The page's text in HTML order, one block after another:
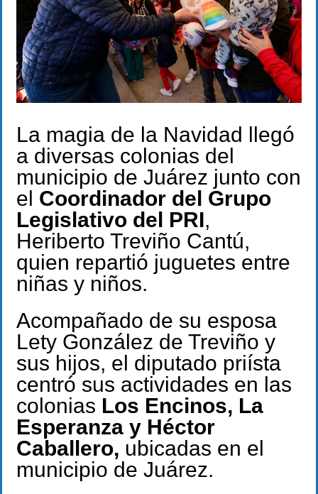
La magia de la Navidad llegó
a diversas colonias del
municipio de Juárez junto con
el Coordinador del Grupo
Legislativo del PRI,
Heriberto Treviño Cantú,
quien repartió juguetes entre
niñas y niños.
Acompañado de su esposa
Lety González de Treviño y
sus hijos, el diputado priísta
centró sus actividades en las
colonias Los Encinos, La
Esperanza y Héctor
Caballero, ubicadas en el
municipio de Juárez.